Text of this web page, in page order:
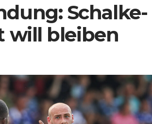
Schalke-
will bleiben